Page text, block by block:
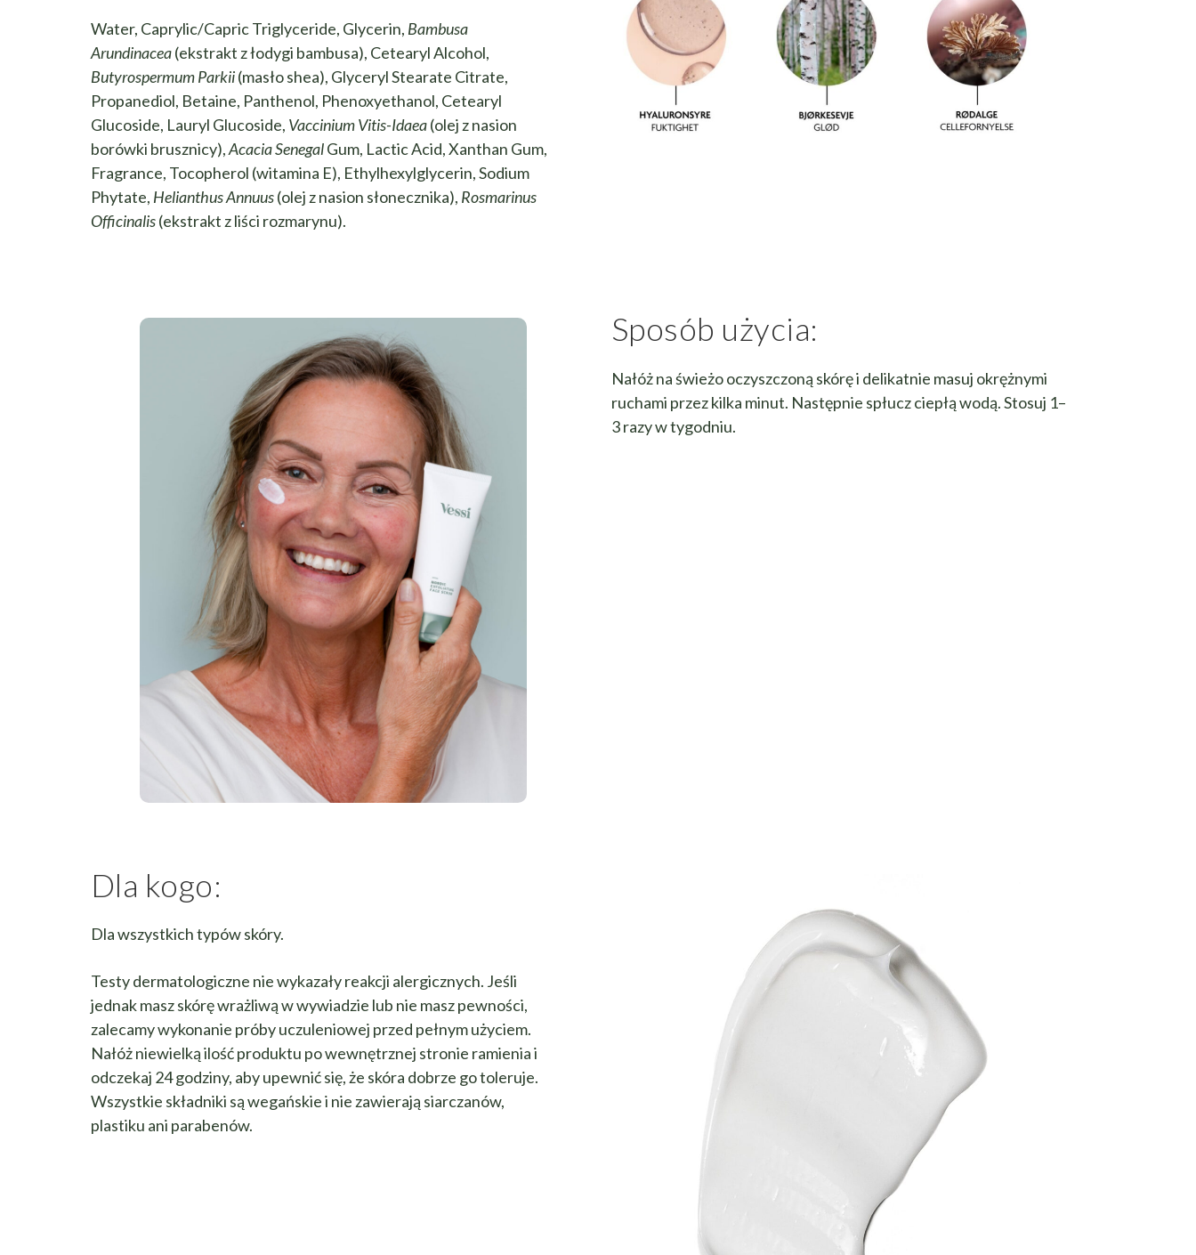
Water, Caprylic/Capric Triglyceride, Glycerin, Bambusa
Arundinacea(ekstrakt z łodygi bambusa), Cetearyl Alcohol,
Butyrospermum Parkii(masło shea), Glyceryl Stearate Citrate,
Propanediol, Betaine, Panthenol, Phenoxyethanol, Cetearyl
Glucoside, Lauryl Glucoside, Vaccinium Vitis-Idaea(olej z nasion
borówki brusznicy),Acacia SenegalGum, Lactic Acid, Xanthan Gum,
Fragrance, Tocopherol (witamina E), Ethylhexylglycerin, Sodium
Phytate, Helianthus Annuus(olej z nasion słonecznika), Rosmarinus
Officinalis(ekstrakt z liści rozmarynu).
Sposób użycia:
Nałóż na świeżo oczyszczoną skórę i delikatnie masuj okrężnymi
ruchami przez kilka minut. Następnie spłucz ciepłą wodą. Stosuj 1–
3 razy w tygodniu.
Dla kogo:
Dla wszystkich typów skóry.
Testy dermatologiczne nie wykazały reakcji alergicznych. Jeśli
jednak masz skórę wrażliwą w wywiadzie lub nie masz pewności,
zalecamy wykonanie próby uczuleniowej przed pełnym użyciem.
Nałóż niewielką ilość produktu po wewnętrznej stronie ramienia i
odczekaj 24 godziny, aby upewnić się, że skóra dobrze go toleruje.
Wszystkie składniki są wegańskie i nie zawierają siarczanów,
plastiku ani parabenów.